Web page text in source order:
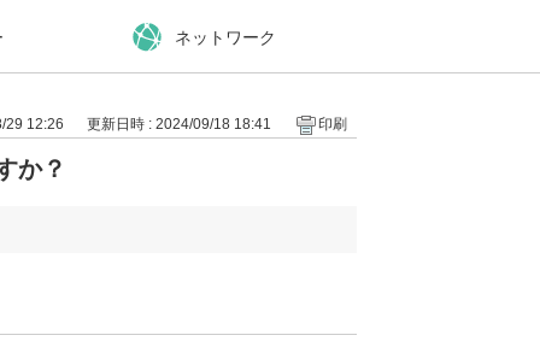
ネットワーク
29 12:26 更新日時 : 2024/09/18 18:41 印刷
か？